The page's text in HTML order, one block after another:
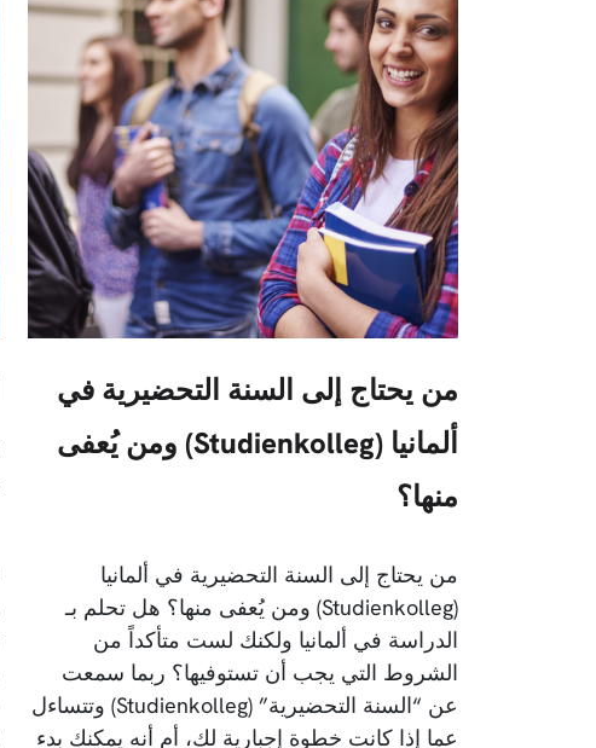
من يحتاج إلى السنة التحضيرية في
ألمانيا (Studienkolleg) ومن يُعفى
منها؟
من يحتاج إلى السنة التحضيرية في ألمانيا
(Studienkolleg) ومن يُعفى منها؟ هل تحلم بـ
الدراسة في ألمانيا ولكنك لست متأكداً من
الشروط التي يجب أن تستوفيها؟ ربما سمعت
عن “السنة التحضيرية” (Studienkolleg) وتتساءل
عما إذا كانت خطوة إجبارية لك، أم أنه يمكنك بدء